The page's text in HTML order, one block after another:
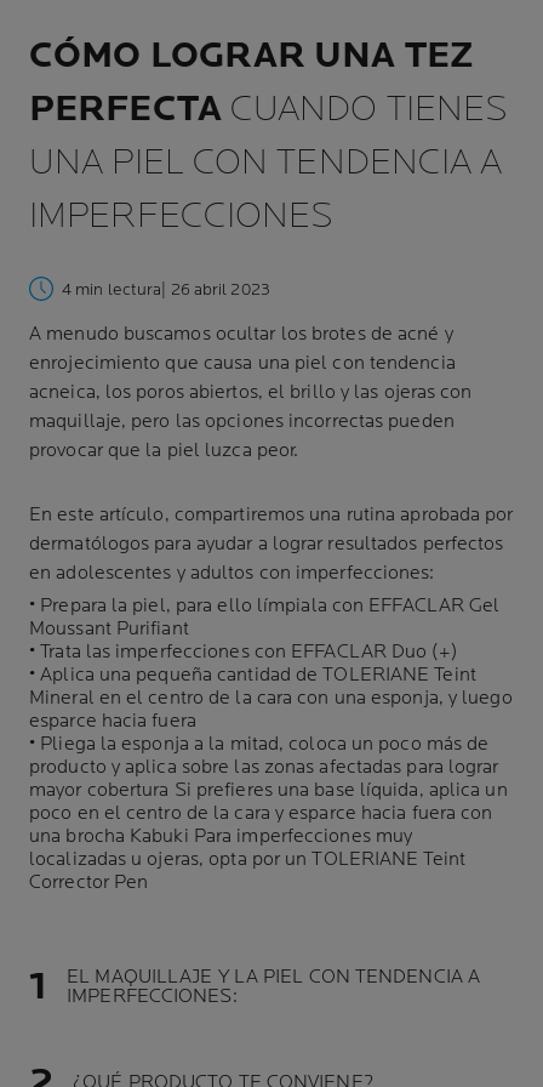
CÓMO LOGRAR UNA TEZ
PERFECTACUANDO TIENES
UNA PIEL CON TENDENCIA A
IMPERFECCIONES
4 min lectura | 26 abril 2023
A menudo buscamos ocultar los brotes de acné y
enrojecimiento que causa una piel con tendencia
acneica, los poros abiertos, el brillo y las ojeras con
maquillaje, pero las opciones incorrectas pueden
provocar que la piel luzca peor.
En este artículo, compartiremos una rutina aprobada por
dermatólogos para ayudar a lograr resultados perfectos
en adolescentes y adultos con imperfecciones:
• Prepara la piel, para ello límpiala con EFFACLAR Gel
Moussant Purifiant
• Trata las imperfecciones con EFFACLAR Duo (+)
• Aplica una pequeña cantidad de TOLERIANE Teint
Mineral en el centro de la cara con una esponja, y luego
esparce hacia fuera
• Pliega la esponja a la mitad, coloca un poco más de
producto y aplica sobre las zonas afectadas para lograr
mayor cobertura Si prefieres una base líquida, aplica un
poco en el centro de la cara y esparce hacia fuera con
una brocha Kabuki Para imperfecciones muy
localizadas u ojeras, opta por un TOLERIANE Teint
Corrector Pen
EL MAQUILLAJE Y LA PIEL CON TENDENCIA A
IMPERFECCIONES:
¿QUÉ PRODUCTO TE CONVIENE?